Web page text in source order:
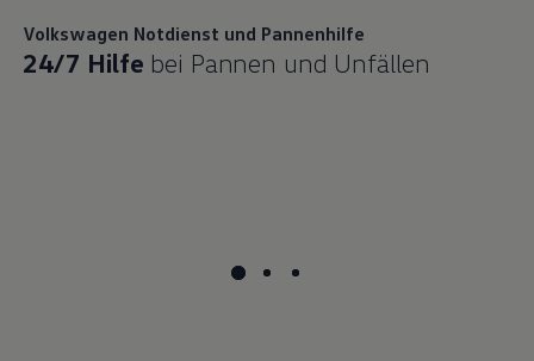
Volkswagen Notdienst und Pannenhilfe
24/7 Hilfe bei Pannen und Unfällen